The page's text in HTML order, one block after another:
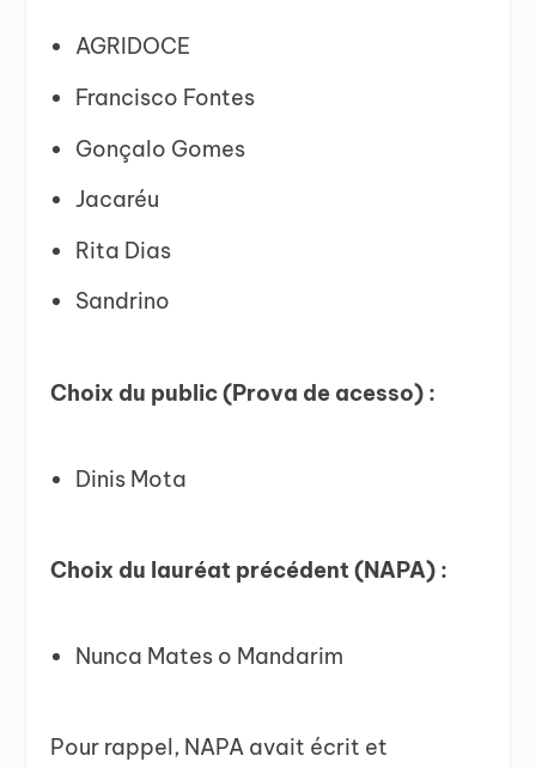
AGRIDOCE
Francisco Fontes
Gonçalo Gomes
Jacaréu
Rita Dias
Sandrino
Choix du public (Prova de acesso) :
Dinis Mota
Choix du lauréat précédent (NAPA) :
Nunca Mates o Mandarim
Pour rappel, NAPA avait écrit et